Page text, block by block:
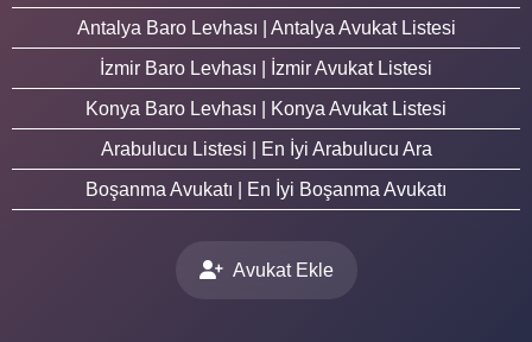
Antalya Baro Levhası | Antalya Avukat Listesi
İzmir Baro Levhası | İzmir Avukat Listesi
Konya Baro Levhası | Konya Avukat Listesi
Arabulucu Listesi | En İyi Arabulucu Ara
Boşanma Avukatı | En İyi Boşanma Avukatı
Avukat Ekle